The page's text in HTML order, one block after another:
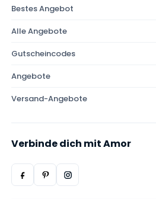
Bestes Angebot
Alle Angebote
Gutscheincodes
Angebote
Versand-Angebote
Verbinde dich mit Amor